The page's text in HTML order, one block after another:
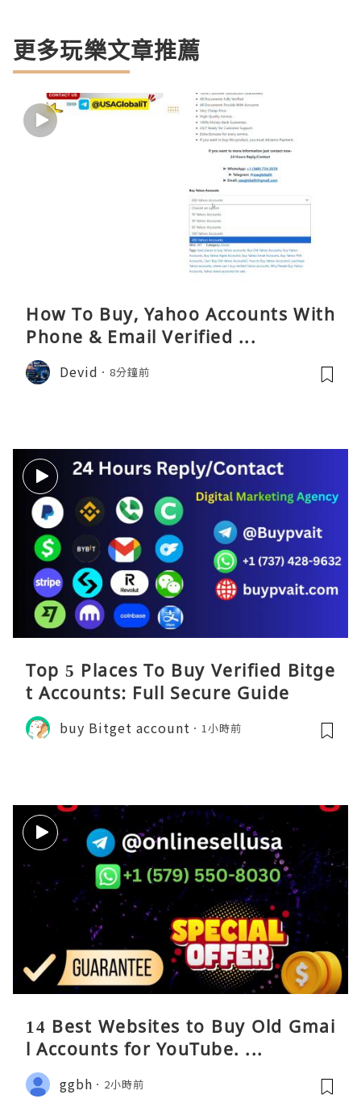
更多玩樂文章推薦
How To Buy, Yahoo Accounts With
Phone & Email Verified ...
Devid 8分鐘前
Top 5 Places To Buy Verified Bitge
t Accounts: Full Secure Guide
buy Bitget account 1小時前
14 Best Websites to Buy Old Gmai
l Accounts for YouTube. ...
ggbh 2小時前